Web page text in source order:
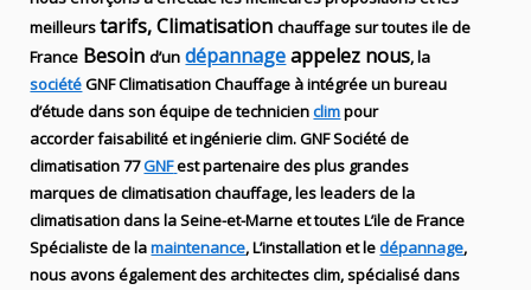
meilleurstarifs, Climatisationchauffage sur toutes ile de
France Besoind’un dépannageappelez nous, la
sociétéGNFClimatisation Chauffage à intégrée un bureau
d’étude dans son équipe de technicienclimpour
accorder faisabilité et ingénierieclim.GNFSociété de
climatisation 77GNFest partenaire des plus grandes
marques declimatisation chauffage, les leadersde la
climatisation dans la Seine-et-Marne et toutes L’ile de France
Spécialiste delamaintenance, L’installationet ledépannage,
nous avons également des architectes clim,spécialisé dans